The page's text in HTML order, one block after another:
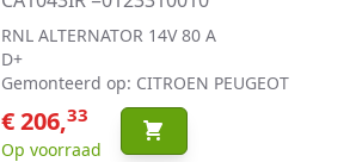
RNL ALTERNATOR 14V 80 A
D+
Gemonteerd op: CITROEN PEUGEOT
€ 206,33
Op voorraad